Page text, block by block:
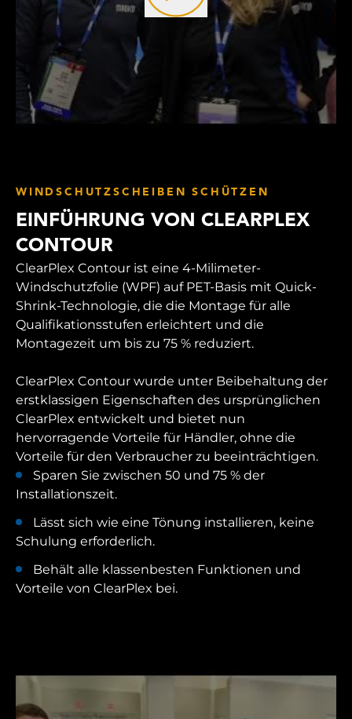
WINDSCHUTZSCHEIBEN SCHÜTZEN
EINFÜHRUNG VON CLEARPLEX
CONTOUR
ClearPlex Contour ist eine 4-Milimeter-
Windschutzfolie (WPF) auf PET-Basis mit Quick-
Shrink-Technologie, die die Montage für alle
Qualifikationsstufen erleichtert und die
Montagezeit um bis zu 75 % reduziert.
ClearPlex Contour wurde unter Beibehaltung der
erstklassigen Eigenschaften des ursprünglichen
ClearPlex entwickelt und bietet nun
hervorragende Vorteile für Händler, ohne die
Vorteile für den Verbraucher zu beeinträchtigen.
Sparen Sie zwischen 50 und 75 % der
Installationszeit.
Lässt sich wie eine Tönung installieren, keine
Schulung erforderlich.
Behält alle klassenbesten Funktionen und
Vorteile von ClearPlex bei.